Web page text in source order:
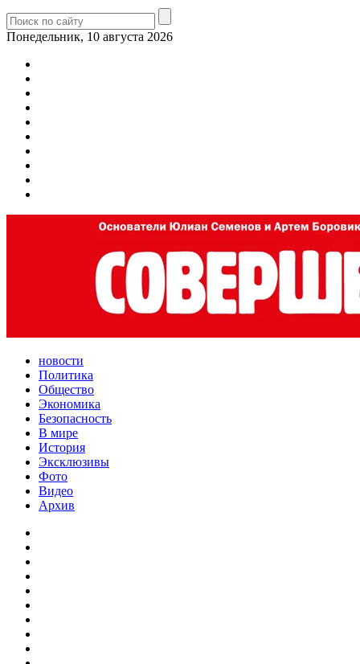
Понедельник, 10 августа 2026
новости
Политика
Общество
Экономика
Безопасность
В мире
История
Эксклюзивы
Фото
Видео
Архив